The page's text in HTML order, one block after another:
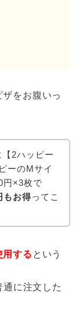
をお腹いっ
2ハッピー
ーのMサイ
円×3枚で
もお得ってこ
用する という
に注文した